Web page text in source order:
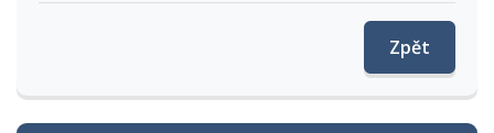
Zpět